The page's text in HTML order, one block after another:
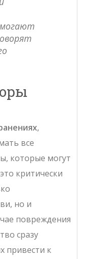
,
все
которые могут
критически
но и
повреждения
сразу
привести к